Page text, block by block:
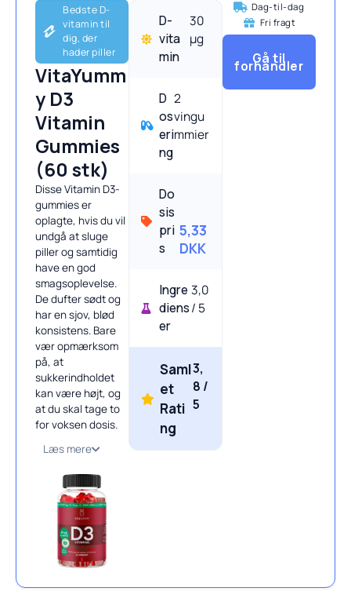
Bedste D-
vitamin til
dig, der
hader piller
VitaYumm
y D3
Vitamin
Gummies
(60 stk)
Disse Vitamin D3-
gummies er
oplagte, hvis du vil
undgå at sluge
piller og samtidig
have en god
smagsoplevelse.
De dufter sødt og
har en sjov, blød
konsistens. Bare
vær opmærksom
på, at
sukkerindholdet
kan være højt, og
at du skal tage to
for voksen dosis.
Læs mere
D-
vita
min
30
μg
D
os
eri
ng
2
vingu
mmier
Do
sis
pri
s
5,33
DKK
Ingre
diens
er
3,0
/ 5
Saml
et
Rati
ng
3,
8 /
5
Dag-til-dag
Fri fragt
Gå til
forhandler